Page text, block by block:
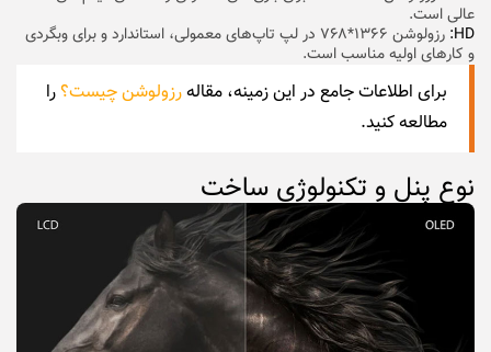
عالی است.
HD
:
رزولوشن ۱۳۶۶*۷۶۸ در لپ تاپ‌های معمولی، استاندارد و برای وبگردی
و کارهای اولیه مناسب است.
برای اطلاعات جامع در این زمینه، مقالهرزولوشن چیست؟را
مطالعه کنید.
نوع پنل و تکنولوژی ساخت